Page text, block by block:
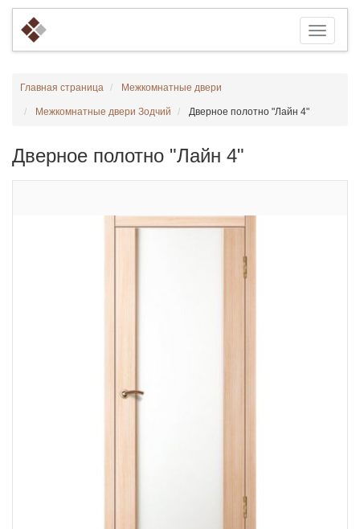
Главная страница Межкомнатные двери
Межкомнатные двери Зодчий Дверное полотно "Лайн 4"
Дверное полотно "Лайн 4"